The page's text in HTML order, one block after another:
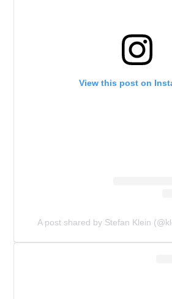
View this post on
A post shared by Stefan Klein